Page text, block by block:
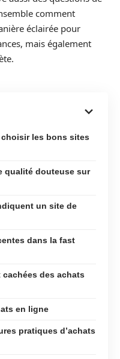
comment
éclairée pour
mais également
les bons sites
qualité douteuse sur
un site de
dans la fast
des achats
en ligne
pratiques d’achats